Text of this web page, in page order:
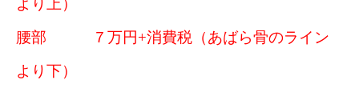
より上）
腰部 ７万円+消費税（あばら骨のライン
より下）